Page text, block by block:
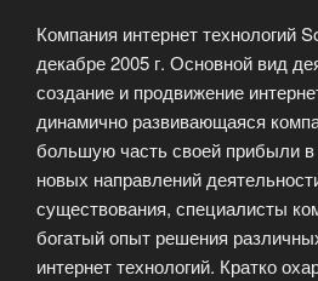
Компания интернет технологий
декабре 2005 г. Основной вид
создание и продвижение
динамично развивающаяся
большую часть своей прибыли в
новых направлений
существования, специалисты
богатый опыт решения
интернет технологий. Кратко